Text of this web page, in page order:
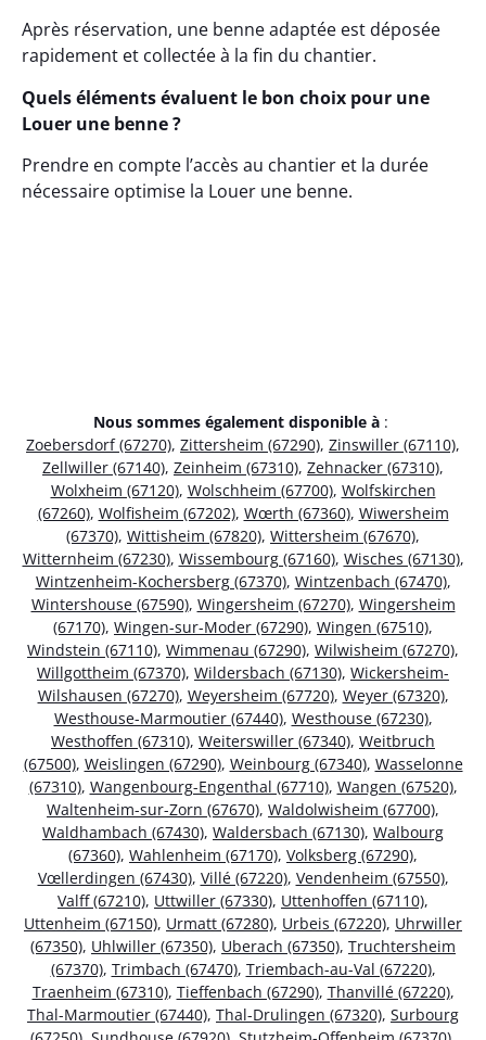
Après réservation, une benne adaptée est déposée
rapidement et collectée à la fin du chantier.
Quels éléments évaluent le bon choix pour une
Louer une benne ?
Prendre en compte l’accès au chantier et la durée
nécessaire optimise la Louer une benne.
Nous sommes également disponible à :
Zoebersdorf (67270), Zittersheim (67290), Zinswiller (67110),
Zellwiller (67140), Zeinheim (67310), Zehnacker (67310),
Wolxheim (67120), Wolschheim (67700), Wolfskirchen
(67260), Wolfisheim (67202), Wœrth (67360), Wiwersheim
(67370), Wittisheim (67820), Wittersheim (67670),
Witternheim (67230), Wissembourg (67160), Wisches (67130),
Wintzenheim-Kochersberg (67370), Wintzenbach (67470),
Wintershouse (67590), Wingersheim (67270), Wingersheim
(67170), Wingen-sur-Moder (67290), Wingen (67510),
Windstein (67110), Wimmenau (67290), Wilwisheim (67270),
Willgottheim (67370), Wildersbach (67130), Wickersheim-
Wilshausen (67270), Weyersheim (67720), Weyer (67320),
Westhouse-Marmoutier (67440), Westhouse (67230),
Westhoffen (67310), Weiterswiller (67340), Weitbruch
(67500), Weislingen (67290), Weinbourg (67340), Wasselonne
(67310), Wangenbourg-Engenthal (67710), Wangen (67520),
Waltenheim-sur-Zorn (67670), Waldolwisheim (67700),
Waldhambach (67430), Waldersbach (67130), Walbourg
(67360), Wahlenheim (67170), Volksberg (67290),
Vœllerdingen (67430), Villé (67220), Vendenheim (67550),
Valff (67210), Uttwiller (67330), Uttenhoffen (67110),
Uttenheim (67150), Urmatt (67280), Urbeis (67220), Uhrwiller
(67350), Uhlwiller (67350), Uberach (67350), Truchtersheim
(67370), Trimbach (67470), Triembach-au-Val (67220),
Traenheim (67310), Tieffenbach (67290), Thanvillé (67220),
Thal-Marmoutier (67440), Thal-Drulingen (67320), Surbourg